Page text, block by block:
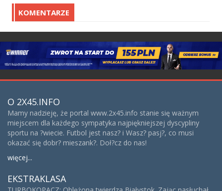
KOMENTARZE
O 2X45.INFO
Mamy nadzieję, że portal www.2x45.info stanie się ważnym
miejscem dla każdego sympatyka najpiękniejszej dyscypliny
sportu na ?wiecie. Futbol jest nasz? i Wasz? pasj?, co musi
okazać się dobr? mieszank?. Doł?cz do nas!
więcej...
EKSTRAKLASA